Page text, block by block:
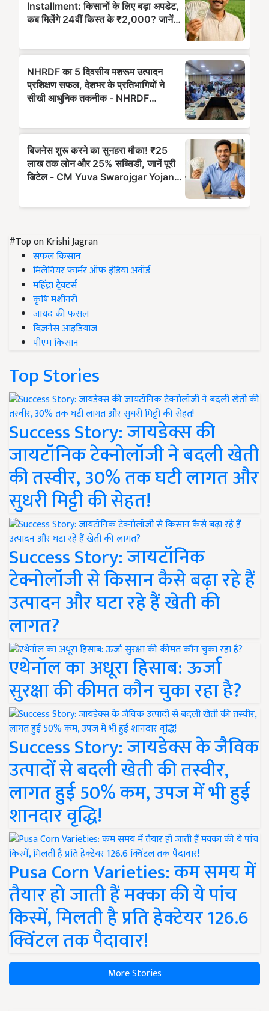
#Top on Krishi Jagran
सफल किसान
मिलेनियर फार्मर ऑफ इंडिया अवॉर्ड
महिंद्रा ट्रैक्टर्स
कृषि मशीनरी
जायद की फसल
बिज़नेस आइडियाज
पीएम किसान
Top Stories
Success Story: जायडेक्स की
जायटॉनिक टेक्नोलॉजी ने बदली खेती
की तस्वीर, 30% तक घटी लागत और
सुधरी मिट्टी की सेहत!
Success Story: जायटॉनिक
टेक्नोलॉजी से किसान कैसे बढ़ा रहे हैं
उत्पादन और घटा रहे हैं खेती की
लागत?
एथेनॉल का अधूरा हिसाब: ऊर्जा
सुरक्षा की कीमत कौन चुका रहा है?
Success Story: जायडेक्स के जैविक
उत्पादों से बदली खेती की तस्वीर,
लागत हुई 50% कम, उपज में भी हुई
शानदार वृद्धि!
Pusa Corn Varieties: कम समय में
तैयार हो जाती हैं मक्का की ये पांच
किस्में, मिलती है प्रति हेक्टेयर 126.6
क्विंटल तक पैदावार!
More Stories